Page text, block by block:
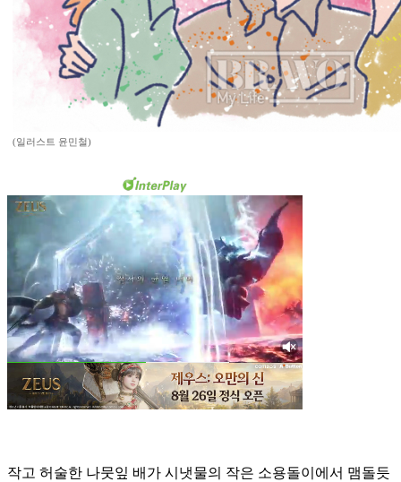
(일러스트 윤민철)
작고 허술한 나뭇잎 배가 시냇물의 작은 소용돌이에서 맴돌듯